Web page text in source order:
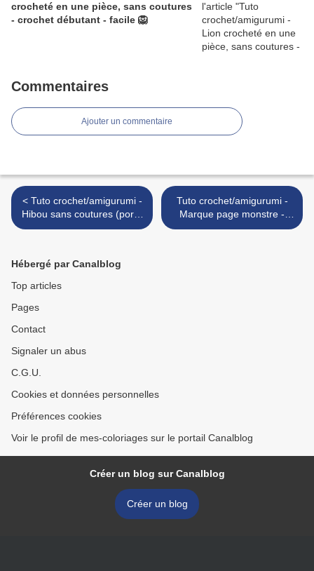
crocheté en une pièce, sans coutures
- crochet débutant - facile 🦁
Commentaires
Ajouter un commentaire
< Tuto crochet/amigurumi -
Hibou sans coutures (porte
clés, magnet, etc.) crochet
Tuto crochet/amigurumi -
Marque page monstre -
crochet en aller / retour -
Hébergé par Canalblog
Top articles
Pages
Contact
Signaler un abus
C.G.U.
Cookies et données personnelles
Préférences cookies
Voir le profil de mes-coloriages sur le portail Canalblog
Créer un blog sur Canalblog
Créer un blog